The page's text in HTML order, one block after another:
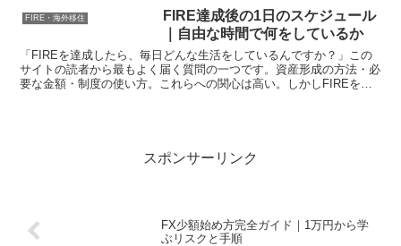
いては、なんとなくで済ませている人が
多い。これは危...
FIRE・海外移住
FIRE達成後の1日のスケジュール
｜自由な時間で何をしているか
「FIREを達成したら、毎日どんな生活をしているんですか？」この
サイトの読者から最もよく届く質問の一つです。資産形成の方法・必
要な金額・制度の使い方。これらへの関心は高い。しかしFIREを達
スポンサーリンク
FX少額始め方完全ガイド｜1万円から学
ぶリスクと手順